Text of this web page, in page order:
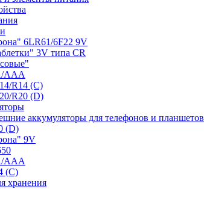
6LR61/6F22 9V
3V типа CR
AAA
R14 (C)
R20 (D)
аккумуляторы для телефонов и планшетов
(D)
9V
AAA
(C)
хранения